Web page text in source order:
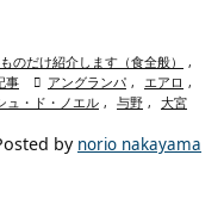
のだけ紹介します（食全般）
,
事
 アングランパ , エアロ ,
ュ・ド・ノエル , 与野 , 大宮
by norio nakayama